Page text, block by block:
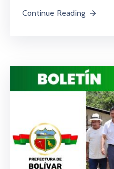
Continue Reading